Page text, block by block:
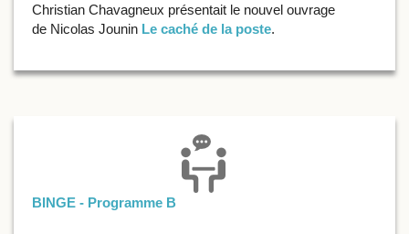
Christian Chavagneux présentait le nouvel ouvrage
de Nicolas Jounin Le caché de la poste.
BINGE - Programme B